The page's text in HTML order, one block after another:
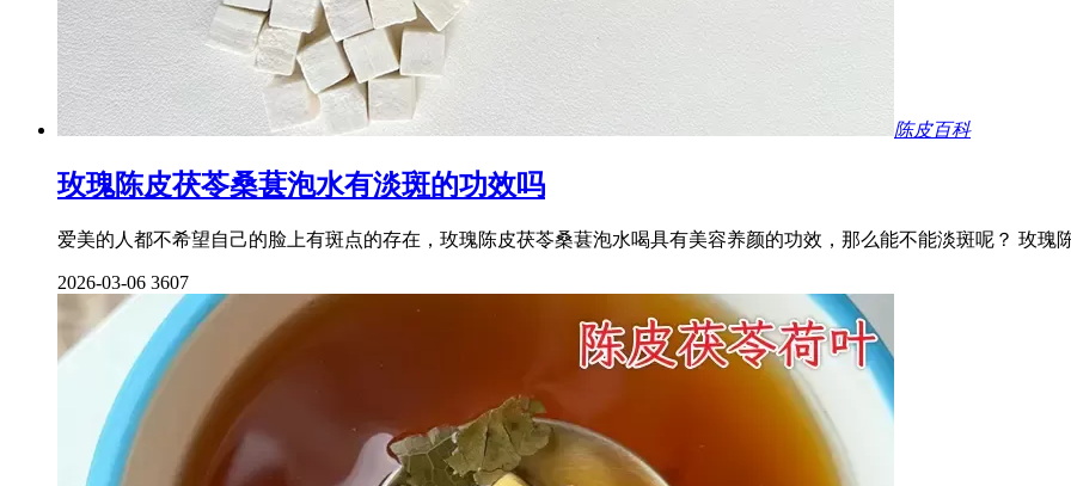
陈皮百科
玫瑰陈皮茯苓桑葚泡水有淡斑的功效吗
爱美的人都不希望自己的脸上有斑点的存在，玫瑰陈皮茯苓桑葚泡水喝具有美容养颜的功效，那么能不能淡斑呢？ 玫瑰
2026-03-06 3607